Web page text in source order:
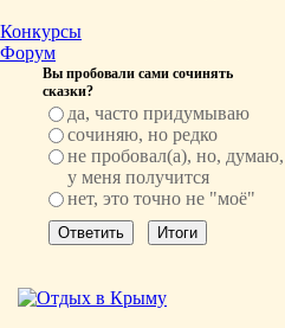
Конкурсы
Форум
Вы пробовали сами сочинять
сказки?
да, часто придумываю
сочиняю, но редко
не пробовал(а), но, думаю,
у меня получится
нет, это точно не "моё"